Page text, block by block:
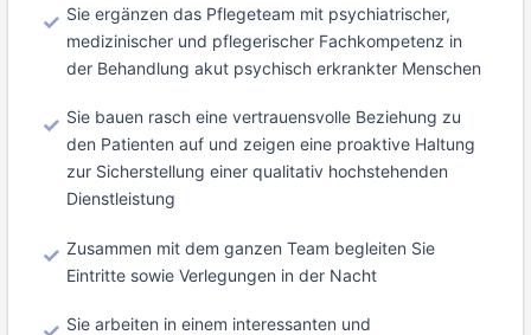
Sie ergänzen das Pflegeteam mit psychiatrischer,
medizinischer und pflegerischer Fachkompetenz in
der Behandlung akut psychisch erkrankter Menschen
Sie bauen rasch eine vertrauensvolle Beziehung zu
den Patienten auf und zeigen eine proaktive Haltung
zur Sicherstellung einer qualitativ hochstehenden
Dienstleistung
Zusammen mit dem ganzen Team begleiten Sie
Eintritte sowie Verlegungen in der Nacht
Sie arbeiten in einem interessanten und